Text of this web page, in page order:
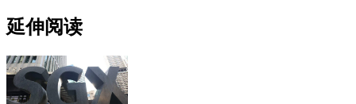
延伸阅读